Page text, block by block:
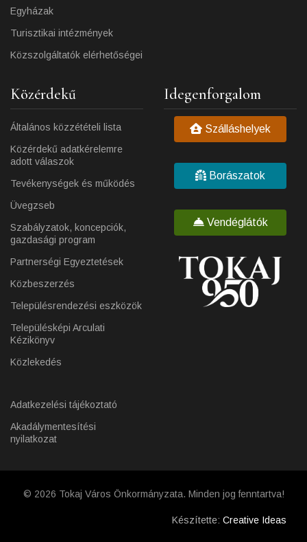
Egyházak
Turisztikai intézmények
Közszolgáltatók elérhetőségei
Közérdekű
Általános közzétételi lista
Közérdekű adatkérelemre
adott válaszok
Tevékenységek és működés
Üvegzseb
Szabályzatok, koncepciók,
gazdasági program
Partnerségi Egyeztetések
Közbeszerzés
Településrendezési eszközök
Településképi Arculati
Kézikönyv
Közlekedés
Adatkezelési tájékoztató
Akadálymentesítési
nyilatkozat
Idegenforgalom
Szálláshelyek
Borászatok
Vendéglátók
© 2026 Tokaj Város Önkormányzata. Minden jog fenntartva!
Készítette: Creative Ideas